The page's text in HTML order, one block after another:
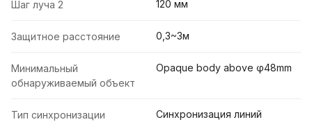
Шаг луча 2 120 мм
Защитное расстояние 0,3~3м
Минимальный
обнаруживаемый объект
Opaque body above φ48mm
Тип синхронизации Синхронизация линий